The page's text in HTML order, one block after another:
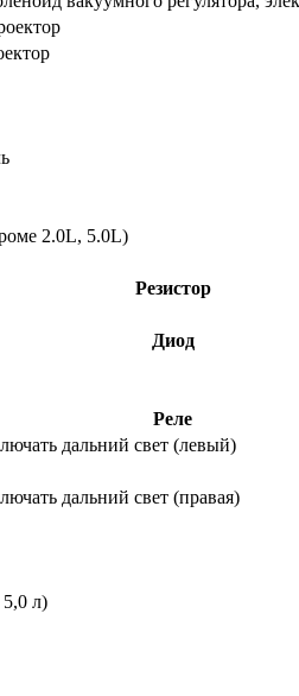
2.0L, 5.0L)
Резистор
Диод
Реле
дальний свет (левый)
дальний свет (правая)
л)